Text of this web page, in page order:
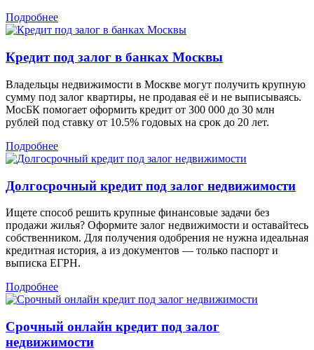
Подробнее
Кредит под залог в банках Москвы
Владельцы недвижимости в Москве могут получить крупную
сумму под залог квартиры, не продавая её и не выписываясь.
МосБК помогает оформить кредит от 300 000 до 30 млн
рублей под ставку от 10.5% годовых на срок до 20 лет.
Подробнее
Долгосрочный кредит под залог недвижимости
Ищете способ решить крупные финансовые задачи без
продажи жилья? Оформите залог недвижимости и оставайтесь
собственником. Для получения одобрения не нужна идеальная
кредитная история, а из документов — только паспорт и
выписка ЕГРН.
Подробнее
Срочный онлайн кредит под залог
недвижимости